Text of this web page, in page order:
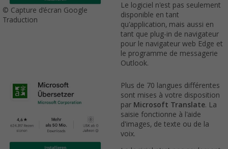
© Capture d’écran Google
Traduction
Le logiciel n'est pas seulement
disponible en tant
qu'application, mais aussi en
tant que plug-in de navigateur
pour le navigateur web Edge et
le programme de messagerie
Outlook.
Plus de 70 langues différentes
sont mises à votre disposition
par Microsoft Translate. La
saisie fonctionne à l'aide
d'images, de texte ou de la
voix.